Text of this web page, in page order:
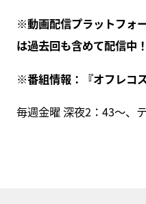
※動画配信プラットフォ
は過去回も含めて配信中！
※番組情報：『オフレコ
毎週金曜 深夜2：43〜、